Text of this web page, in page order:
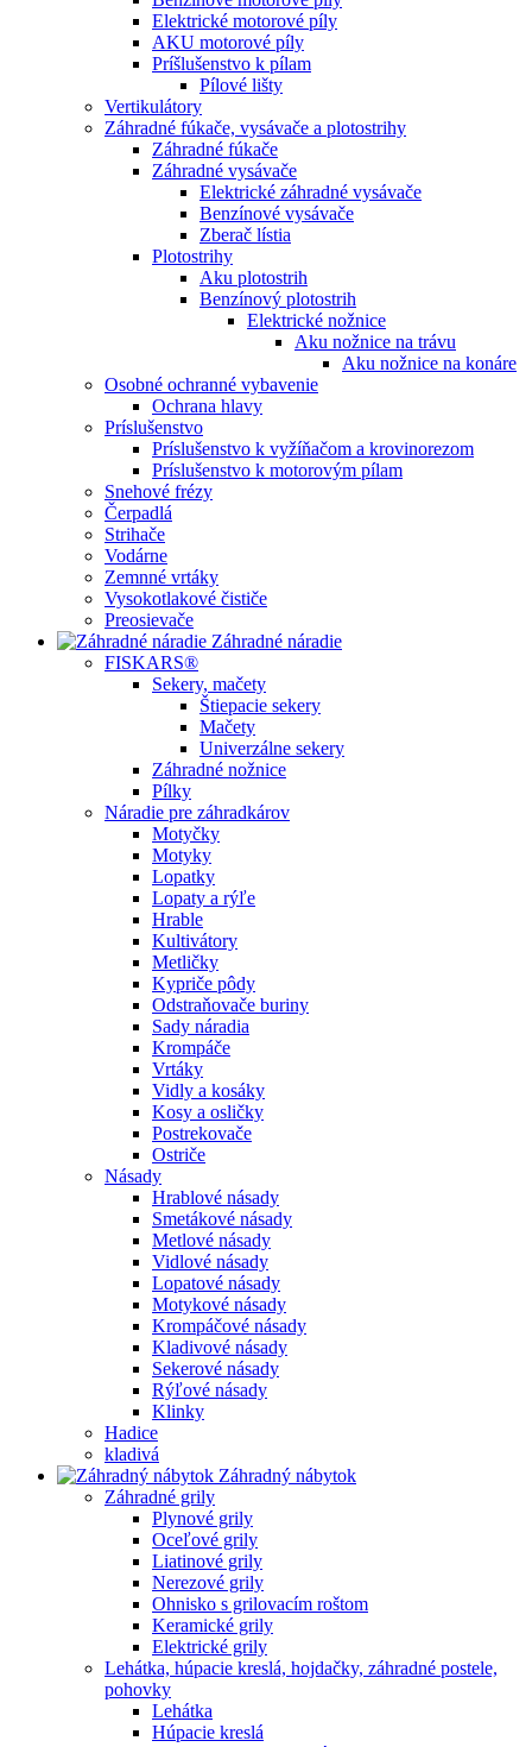
Elektrické motorové píly
AKU motorové píly
Príšlušenstvo k pílam
Pílové lišty
Vertikulátory
Záhradné fúkače, vysávače a plotostrihy
Záhradné fúkače
Záhradné vysávače
Elektrické záhradné vysávače
Benzínové vysávače
Zberač lístia
Plotostrihy
Aku plotostrih
Benzínový plotostrih
Elektrické nožnice
Aku nožnice na trávu
Aku nožnice na konáre
Osobné ochranné vybavenie
Ochrana hlavy
Príslušenstvo
Príslušenstvo k vyžíňačom a krovinorezom
Príslušenstvo k motorovým pílam
Snehové frézy
Čerpadlá
Strihače
Vodárne
Zemnné vrtáky
Vysokotlakové čističe
Preosievače
Záhradné náradie
FISKARS®
Sekery, mačety
Štiepacie sekery
Mačety
Univerzálne sekery
Záhradné nožnice
Pílky
Náradie pre záhradkárov
Motyčky
Motyky
Lopatky
Lopaty a rýľe
Hrable
Kultivátory
Metličky
Kypriče pôdy
Odstraňovače buriny
Sady náradia
Krompáče
Vrtáky
Vidly a kosáky
Kosy a osličky
Postrekovače
Ostriče
Násady
Hrablové násady
Smetákové násady
Metlové násady
Vidlové násady
Lopatové násady
Motykové násady
Krompáčové násady
Kladivové násady
Sekerové násady
Rýľové násady
Klinky
Hadice
kladivá
Záhradný nábytok
Záhradné grily
Plynové grily
Oceľové grily
Liatinové grily
Nerezové grily
Ohnisko s grilovacím roštom
Keramické grily
Elektrické grily
Lehátka, húpacie kreslá, hojdačky, záhradné postele,
pohovky
Lehátka
Húpacie kreslá